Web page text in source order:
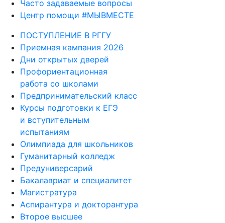
Часто задаваемые вопросы
Центр помощи #МЫВМЕСТЕ
ПОСТУПЛЕНИЕ В РГГУ
Приемная кампания 2026
Дни открытых дверей
Профориентационная
работа со школами
Предпринимательский класс
Курсы подготовки к ЕГЭ
и вступительным
испытаниям
Олимпиада для школьников
Гуманитарный колледж
Предуниверсарий
Бакалавриат и специалитет
Магистратура
Аспирантура и докторантура
Второе высшее